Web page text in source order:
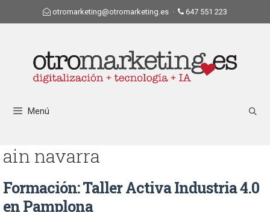
otromarketing@otromarketing.es · 647 551 223
Menú
ain navarra
Formación: Taller Activa Industria 4.0
en Pamplona